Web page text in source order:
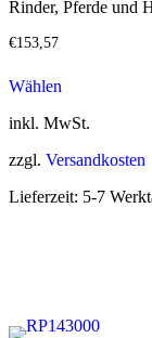
Rinder, Pferde und
€153,57
Wählen
inkl. MwSt.
zzgl. Versandkosten
Lieferzeit: 5-7